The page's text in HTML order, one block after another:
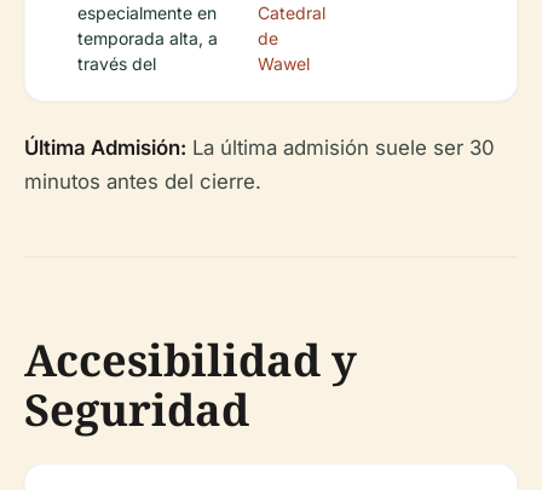
especialmente en
temporada alta, a
través del
Catedral
de
Wawel
Última Admisión: La última admisión suele ser 30
minutos antes del cierre.
Accesibilidad y
Seguridad